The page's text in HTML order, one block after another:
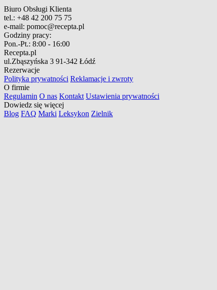
Biuro Obsługi Klienta
tel.: +48 42 200 75 75
e-mail: pomoc@recepta.pl
Godziny pracy:
Pon.-Pt.: 8:00 - 16:00
Recepta.pl
ul.Zbąszyńska 3 91-342 Łódź
Rezerwacje
Polityka prywatności Reklamacje i zwroty
O firmie
Regulamin O nas Kontakt Ustawienia prywatności
Dowiedz się więcej
Blog FAQ Marki Leksykon Zielnik